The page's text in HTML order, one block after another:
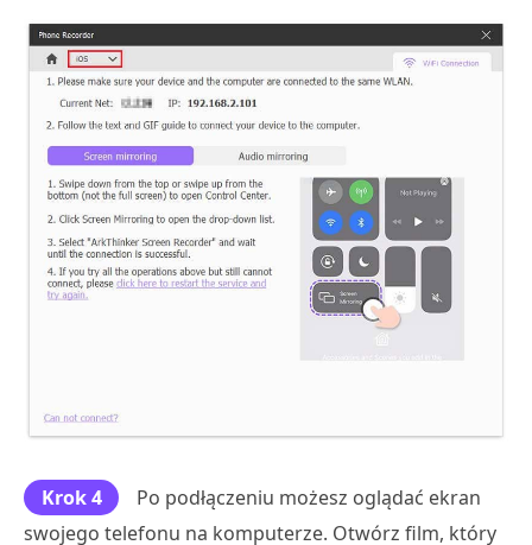
Krok 4
Po podłączeniu możesz oglądać ekran
swojego telefonu na komputerze. Otwórz film, który